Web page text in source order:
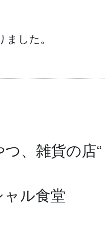
した。
つ、雑貨の店
ャル食堂